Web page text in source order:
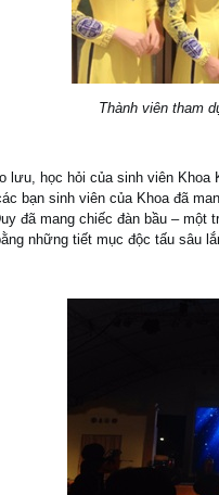
Thành viên tham
lưu, học hỏi của sinh viên
bạn sinh viên của Khoa đã
đã mang chiếc đàn bầu –
những tiết mục độc tấu sâu